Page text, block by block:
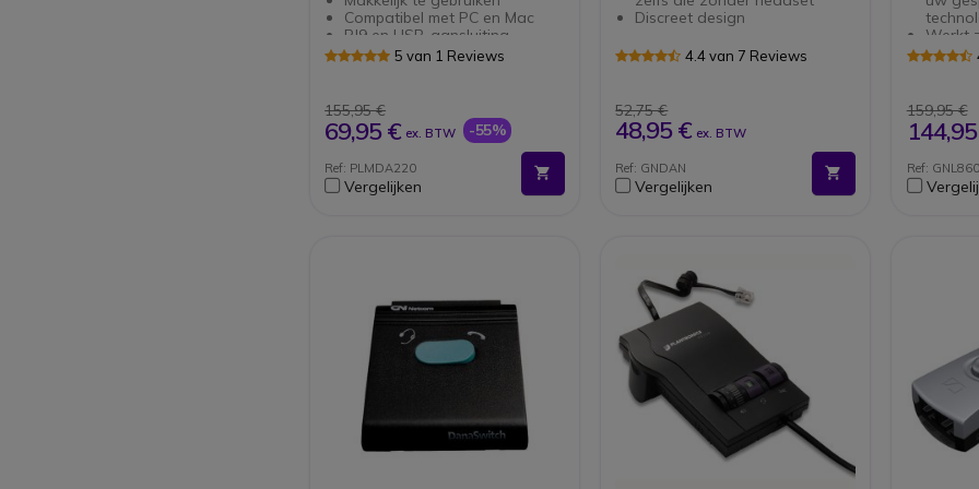
Compatibel met PC en Mac
RJ9 en USB-aansluiting
Headset call controle
5 van 1 Reviews
155,95 €
69,95 € ex. BTW -55%
Ref: PLMDA220
Vergelijken
Discreet design
4.4 van 7 Reviews
52,75 €
48,95 € ex. BTW
Ref: GNDAN
Vergelijken
Werkt
functies
Jabra
afstand
159,95 €
Ref: GNL860